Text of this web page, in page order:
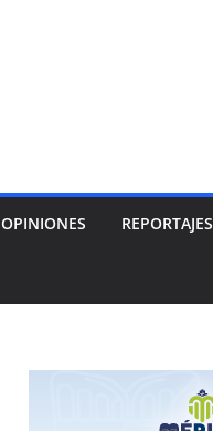
OPINIONES REPORTAJES